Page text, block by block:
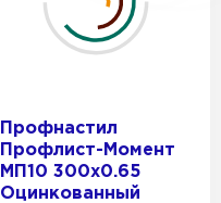
Профнастил
Профлист-Момент
МП10 300х0.65
Оцинкованный